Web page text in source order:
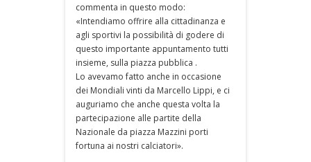
commenta in questo modo:
«Intendiamo offrire alla cittadinanza e
agli sportivi la possibilità di godere di
questo importante appuntamento tutti
insieme, sulla piazza pubblica .
Lo avevamo fatto anche in occasione
dei Mondiali vinti da Marcello Lippi, e ci
auguriamo che anche questa volta la
partecipazione alle partite della
Nazionale da piazza Mazzini porti
fortuna ai nostri calciatori».